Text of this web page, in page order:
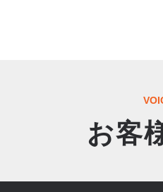
お客